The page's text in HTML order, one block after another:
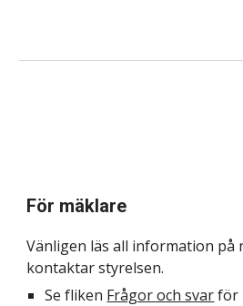
För mäklare
Vänligen läs all information på
kontaktar styrelsen.
Se fliken Frågor och svar för